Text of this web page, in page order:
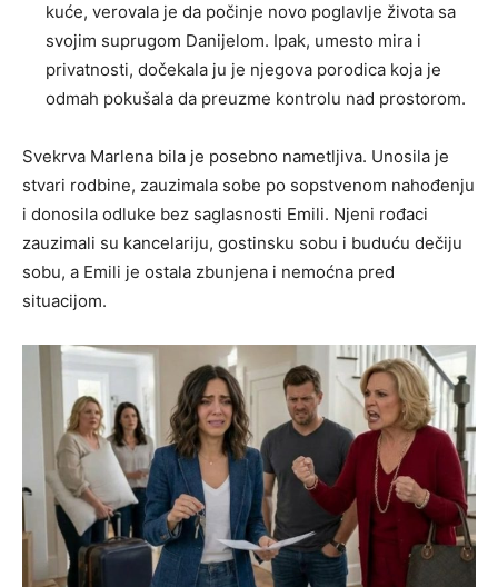
kuće, verovala je da počinje novo poglavlje života sa
svojim suprugom Danijelom. Ipak, umesto mira i
privatnosti, dočekala ju je njegova porodica koja je
odmah pokušala da preuzme kontrolu nad prostorom.
Svekrva Marlena bila je posebno nametljiva. Unosila je
stvari rodbine, zauzimala sobe po sopstvenom nahođenju
i donosila odluke bez saglasnosti Emili. Njeni rođaci
zauzimali su kancelariju, gostinsku sobu i buduću dečiju
sobu, a Emili je ostala zbunjena i nemoćna pred
situacijom.